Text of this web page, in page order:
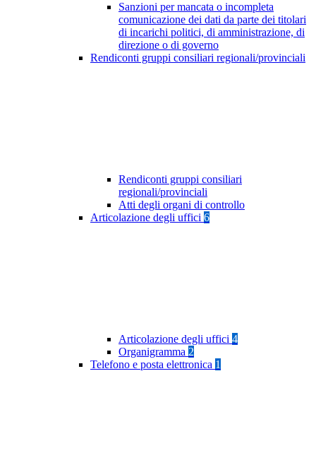
Sanzioni per mancata o incompleta
comunicazione dei dati da parte dei titolari
di incarichi politici, di amministrazione, di
direzione o di governo
Rendiconti gruppi consiliari regionali/provinciali
Rendiconti gruppi consiliari
regionali/provinciali
Atti degli organi di controllo
Articolazione degli uffici 6
Articolazione degli uffici 4
Organigramma 2
Telefono e posta elettronica 1